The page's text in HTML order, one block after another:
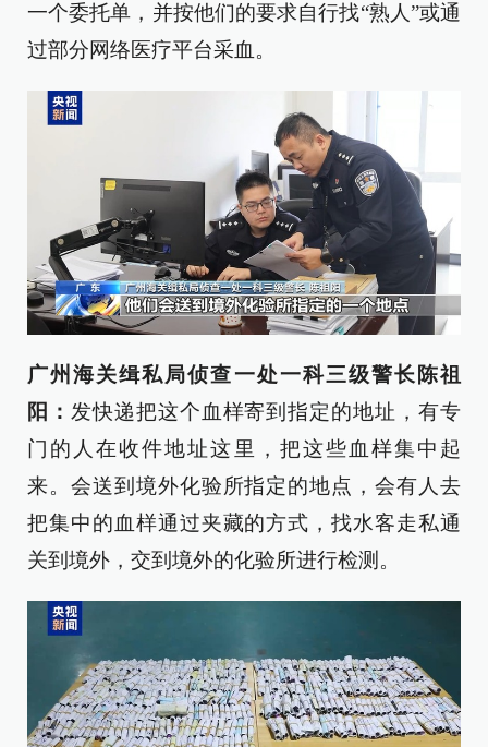
一个委托单，并按他们的要求自行找“熟人”或通
过部分网络医疗平台采血。
广州海关缉私局侦查一处一科三级警长陈祖
阳： 发快递把这个血样寄到指定的地址，有专
门的人在收件地址这里，把这些血样集中起
来。会送到境外化验所指定的地点，会有人去
把集中的血样通过夹藏的方式，找水客走私通
关到境外，交到境外的化验所进行检测。